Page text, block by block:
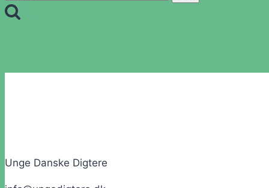
efter:
Unge Danske Digtere